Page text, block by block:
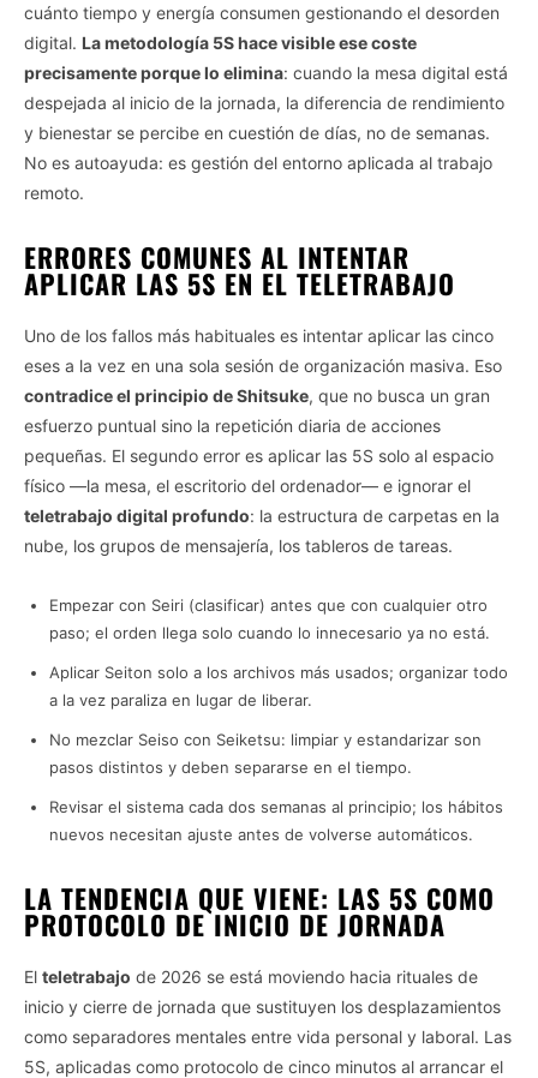
cuánto tiempo y energía consumen gestionando el desorden
digital. La metodología 5S hace visible ese coste
precisamente porque lo elimina: cuando la mesa digital está
despejada al inicio de la jornada, la diferencia de rendimiento
y bienestar se percibe en cuestión de días, no de semanas.
No es autoayuda: es gestión del entorno aplicada al trabajo
remoto.
ERRORES COMUNES AL INTENTAR
APLICAR LAS 5S EN EL TELETRABAJO
Uno de los fallos más habituales es intentar aplicar las cinco
eses a la vez en una sola sesión de organización masiva. Eso
contradice el principio de Shitsuke, que no busca un gran
esfuerzo puntual sino la repetición diaria de acciones
pequeñas. El segundo error es aplicar las 5S solo al espacio
físico —la mesa, el escritorio del ordenador— e ignorar el
teletrabajo digital profundo: la estructura de carpetas en la
nube, los grupos de mensajería, los tableros de tareas.
Empezar con Seiri (clasificar) antes que con cualquier otro
paso; el orden llega solo cuando lo innecesario ya no está.
Aplicar Seiton solo a los archivos más usados; organizar todo
a la vez paraliza en lugar de liberar.
No mezclar Seiso con Seiketsu: limpiar y estandarizar son
pasos distintos y deben separarse en el tiempo.
Revisar el sistema cada dos semanas al principio; los hábitos
nuevos necesitan ajuste antes de volverse automáticos.
LA TENDENCIA QUE VIENE: LAS 5S COMO
PROTOCOLO DE INICIO DE JORNADA
El teletrabajo de 2026 se está moviendo hacia rituales de
inicio y cierre de jornada que sustituyen los desplazamientos
como separadores mentales entre vida personal y laboral. Las
5S, aplicadas como protocolo de cinco minutos al arrancar el